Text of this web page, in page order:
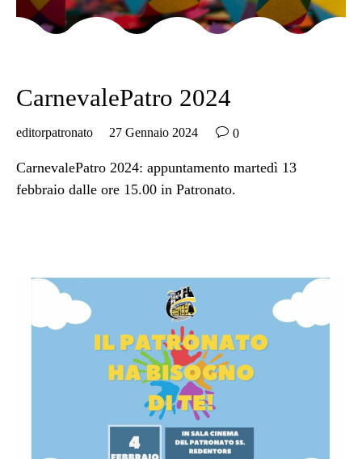
CarnevalePatro 2024
editorpatronato 27 Gennaio 2024  0
CarnevalePatro 2024: appuntamento martedì 13
febbraio dalle ore 15.00 in Patronato.